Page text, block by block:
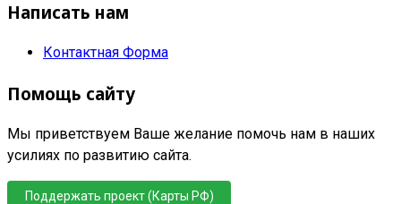
Написать нам
Контактная Форма
Помощь сайту
Мы приветствуем Ваше желание помочь нам в наших
усилиях по развитию сайта.
Поддержать проект (Карты РФ)